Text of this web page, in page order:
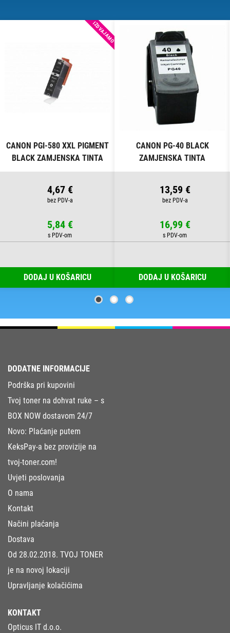
IZDVAJAMO
CANON PGI-580 XXL PIGMENT
BLACK ZAMJENSKA TINTA
4,67 €
5,84 €
DODAJ U KOŠARICU
CANON PG-40 BLACK
ZAMJENSKA TINTA
13,59 €
16,99 €
DODAJ U KOŠARICU
DODATNE INFORMACIJE
Podrška pri kupovini
Tvoj toner na dohvat ruke – s
BOX NOW dostavom 24/7
Novo: Plaćanje putem
KeksPay-a bez provizije na
tvoj-toner.com!
Uvjeti poslovanja
O nama
Kontakt
Načini plaćanja
Dostava
Od 28.02.2018. TVOJ TONER
je na novoj lokaciji
Upravljanje kolačićima
KONTAKT
Opticus IT d.o.o.